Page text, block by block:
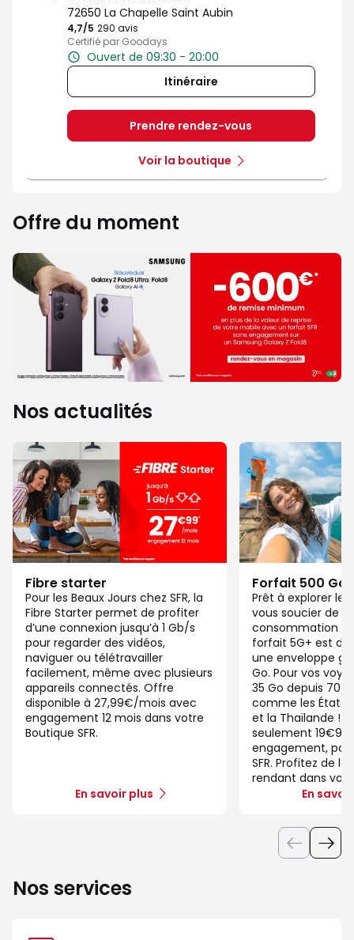
72650 La Chapelle Saint Aubin
4,7/5 Note de 4.7 sur 5
290 avis
Certifié par Goodays
Ouvert de 09:30 - 20:00
Itinéraire
Prendre rendez-vous
Voir la boutique
Offre du moment
Nos actualités
Fibre starter
Pour les Beaux Jours chez SFR, la
Fibre Starter permet de profiter
d’une connexion jusqu’à 1 Gb/s
pour regarder des vidéos,
naviguer ou télétravailler
facilement, même avec plusieurs
appareils connectés. Offre
disponible à 27,99€/mois avec
engagement 12 mois dans votre
Boutique SFR.
En savoir plus
Forfait 500 Go
Prêt à explorer le
vous soucier de
consommation
forfait 5G+ est
une enveloppe
Go. Pour vos
35 Go depuis 70
comme les États-
et la Thaïlande !
seulement
engagement,
SFR. Profitez de
rendant dans
En
Nos services